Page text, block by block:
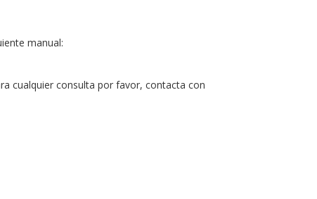
manual:
cualquier consulta por favor, contacta con